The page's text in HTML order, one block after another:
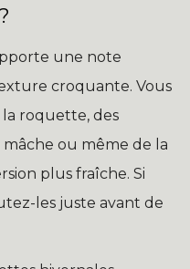
une note
croquante. Vous
roquette, des
mâche ou même de la
plus fraîche. Si
les juste avant de